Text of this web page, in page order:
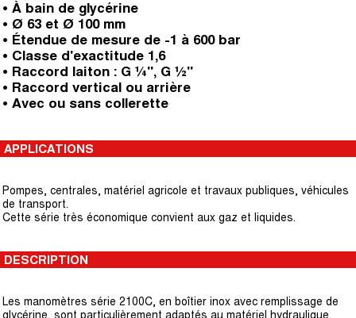
• À bain de glycérine
• Ø 63 et Ø 100 mm
• Étendue de mesure de -1 à 600 bar
• Classe d'exactitude 1,6
• Raccord laiton : G ¼", G ½"
• Raccord vertical ou arrière
• Avec ou sans collerette
APPLICATIONS
Pompes, centrales, matériel agricole et travaux publiques, véhicules
de transport.
Cette série très économique convient aux gaz et liquides.
DESCRIPTION
Les manomètres série 2100C, en boîtier inox avec remplissage de
glycérine, sont particulièrement adaptés au matériel hydraulique.